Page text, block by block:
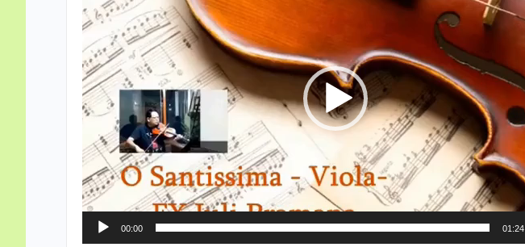
00:00 01:24